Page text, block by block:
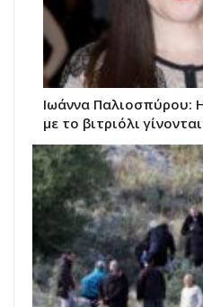
Ιωάννα Παλιοσπύρου:
με το βιτριόλι